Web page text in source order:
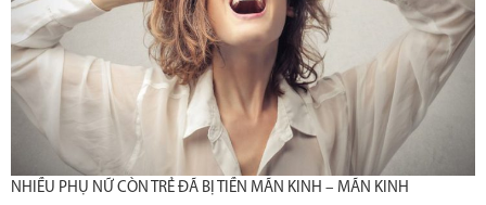
NHIỀU PHỤ NỮ CÒN TRẺ ĐÃ BỊ TIỀN MÃN KINH – MÃN KINH